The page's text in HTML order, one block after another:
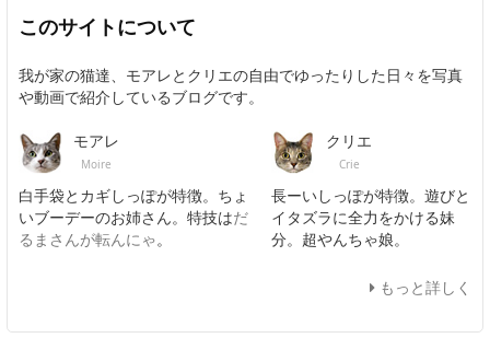
このサイトについて
我が家の猫達、モアレとクリエの自由でゆったりした日々を写真
や動画で紹介しているブログです。
モアレ
Moire
白手袋とカギしっぽが特徴。ちょ
いブーデーのお姉さん。特技はだ
るまさんが転んにゃ。
クリエ
Crie
長ーいしっぽが特徴。遊びと
イタズラに全力をかける妹
分。超やんちゃ娘。
もっと詳しく